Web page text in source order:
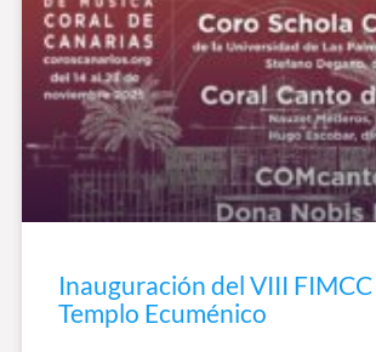
Inauguración del VIII FIMCC
Templo Ecuménico